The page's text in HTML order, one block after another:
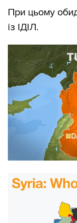
При цьому
із ІДІЛ.